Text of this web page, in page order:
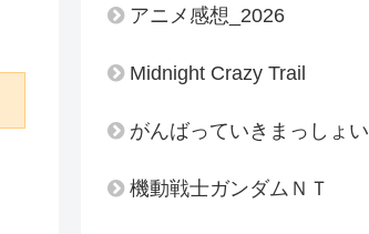
アニメ感想_2026
Midnight Crazy Trail
がんばっていきまっしょい
機動戦士ガンダムＮＴ